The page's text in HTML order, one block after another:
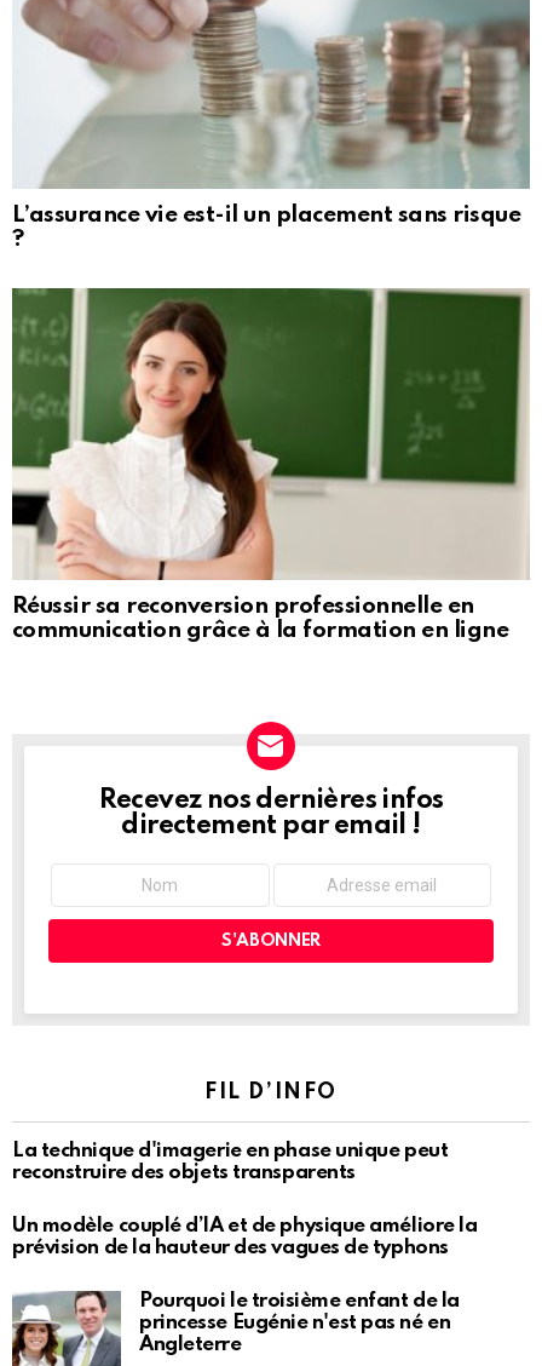
L’assurance vie est-il un placement sans risque
?
Réussir sa reconversion professionnelle en
communication grâce à la formation en ligne
NEWSLETTER
Recevez nos dernières infos
directement par email !
FIL D’INFO
La technique d'imagerie en phase unique peut
reconstruire des objets transparents
Un modèle couplé d’IA et de physique améliore la
prévision de la hauteur des vagues de typhons
Pourquoi le troisième enfant de la
princesse Eugénie n'est pas né en
Angleterre